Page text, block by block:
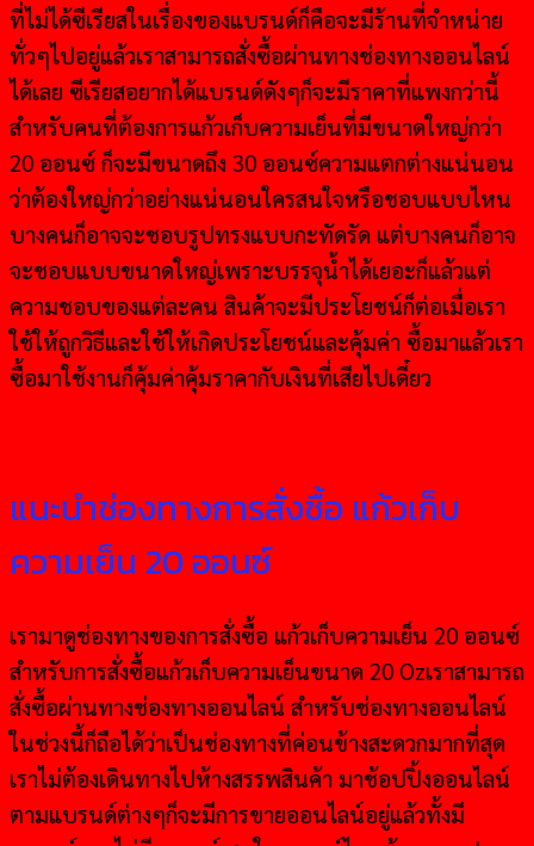
ที่ไม่ได้ซีเรียสในเรื่องของแบรนด์ก็คือจะมีร้านที่จำหน่าย
ทั่วๆไปอยู่แล้วเราสามารถสั่งซื้อผ่านทางช่องทางออนไลน์
ได้เลย ซีเรียสอยากได้แบรนด์ดังๆก็จะมีราคาที่แพงกว่านี้
สำหรับคนที่ต้องการแก้วเก็บความเย็นที่มีขนาดใหญ่กว่า
20 ออนซ์ ก็จะมีขนาดถึง 30 ออนซ์ความแตกต่างแน่นอน
ว่าต้องใหญ่กว่าอย่างแน่นอนใครสนใจหรือชอบแบบไหน
บางคนก็อาจจะชอบรูปทรงแบบกะทัดรัด แต่บางคนก็อาจ
จะชอบแบบขนาดใหญ่เพราะบรรจุน้ำได้เยอะก็แล้วแต่
ความชอบของแต่ละคน สินค้าจะมีประโยชน์ก็ต่อเมื่อเรา
ใช้ให้ถูกวิธีและใช้ให้เกิดประโยชน์และคุ้มค่า ซื้อมาแล้วเรา
ซื้อมาใช้งานก็คุ้มค่าคุ้มราคากับเงินที่เสียไปเดี๋ยว
แนะนำช่องทางการสั่งชื้อ แก้วเก็บ
ความเย็น 20 ออนซ์
เรามาดูช่องทางของการสั่งซื้อ แก้วเก็บความเย็น 20 ออนซ์
สำหรับการสั่งซื้อแก้วเก็บความเย็นขนาด 20 Ozเราสามารถ
สั่งซื้อผ่านทางช่องทางออนไลน์ สำหรับช่องทางออนไลน์
ในช่วงนี้ก็ถือได้ว่าเป็นช่องทางที่ค่อนข้างสะดวกมากที่สุด
เราไม่ต้องเดินทางไปห้างสรรพสินค้า มาช้อปปิ้งออนไลน์
ตามแบรนด์ต่างๆก็จะมีการขายออนไลน์อยู่แล้วทั้งมี